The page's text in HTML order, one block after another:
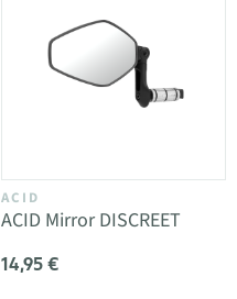
ACID
ACID Mirror DISCREET
14,95 €